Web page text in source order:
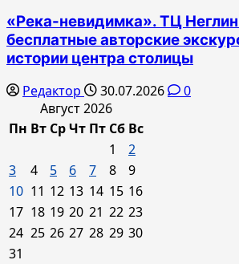
«Река-невидимка». ТЦ
бесплатные авторские
истории центра столицы
Редактор 30.07.2026
0
Август 2026
Пн Вт СрЧт Пт Сб Вс
1
2
3
4 5 6 7 8
9
10 11 12 13 14 15 16
17 18 19 20 21 22 23
24 25 26 27 28 29 30
31